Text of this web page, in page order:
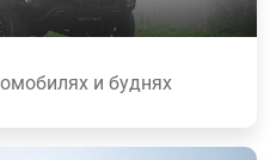
и буднях